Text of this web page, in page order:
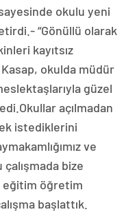
okulu yeni
“Gönüllü olarak
kayıtsız
okulda müdür
güzel
açılmadan
istediklerini
ve
bize
eğitim öğretim
başlattık.